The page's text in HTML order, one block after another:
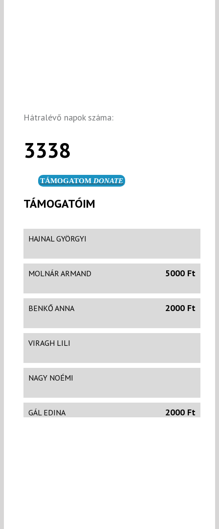
Hátralévő napok száma:
3338
TÁMOGATOM DONATE
TÁMOGATÓIM
HAJNAL GYÖRGYI
MOLNÁR ARMAND 5000 Ft
BENKŐ ANNA 2000 Ft
VIRAGH LILI
NAGY NOÉMI
GÁL EDINA 2000 Ft